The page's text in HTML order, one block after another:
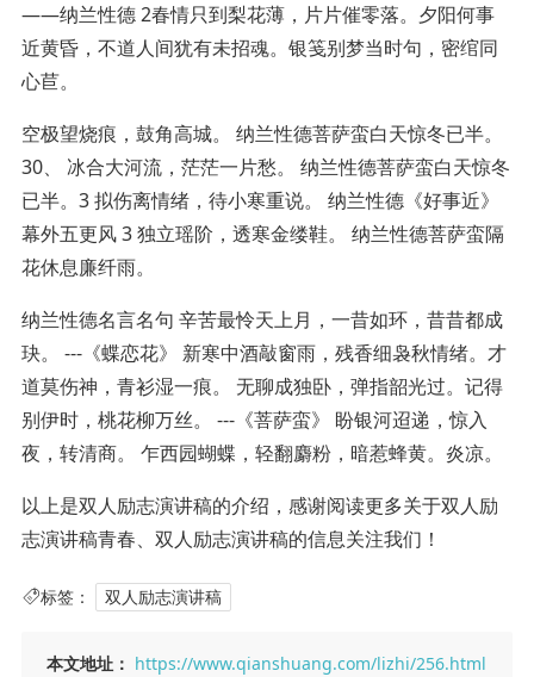
——纳兰性德 2春情只到梨花薄，片片催零落。夕阳何事
近黄昏，不道人间犹有未招魂。银笺别梦当时句，密绾同
心苣。
空极望烧痕，鼓角高城。 纳兰性德菩萨蛮白天惊冬已半。
30、 冰合大河流，茫茫一片愁。 纳兰性德菩萨蛮白天惊冬
已半。3 拟伤离情绪，待小寒重说。 纳兰性德《好事近》
幕外五更风 3 独立瑶阶，透寒金缕鞋。 纳兰性德菩萨蛮隔
花休息廉纤雨。
纳兰性德名言名句 辛苦最怜天上月，一昔如环，昔昔都成
玦。 ---《蝶恋花》 新寒中酒敲窗雨，残香细袅秋情绪。才
道莫伤神，青衫湿一痕。 无聊成独卧，弹指韶光过。记得
别伊时，桃花柳万丝。 ---《菩萨蛮》 盼银河迢递，惊入
夜，转清商。 乍西园蝴蝶，轻翻麝粉，暗惹蜂黄。炎凉。
以上是双人励志演讲稿的介绍，感谢阅读更多关于双人励
志演讲稿青春、双人励志演讲稿的信息关注我们！
标签： 双人励志演讲稿
本文地址： https://www.qianshuang.com/lizhi/256.html